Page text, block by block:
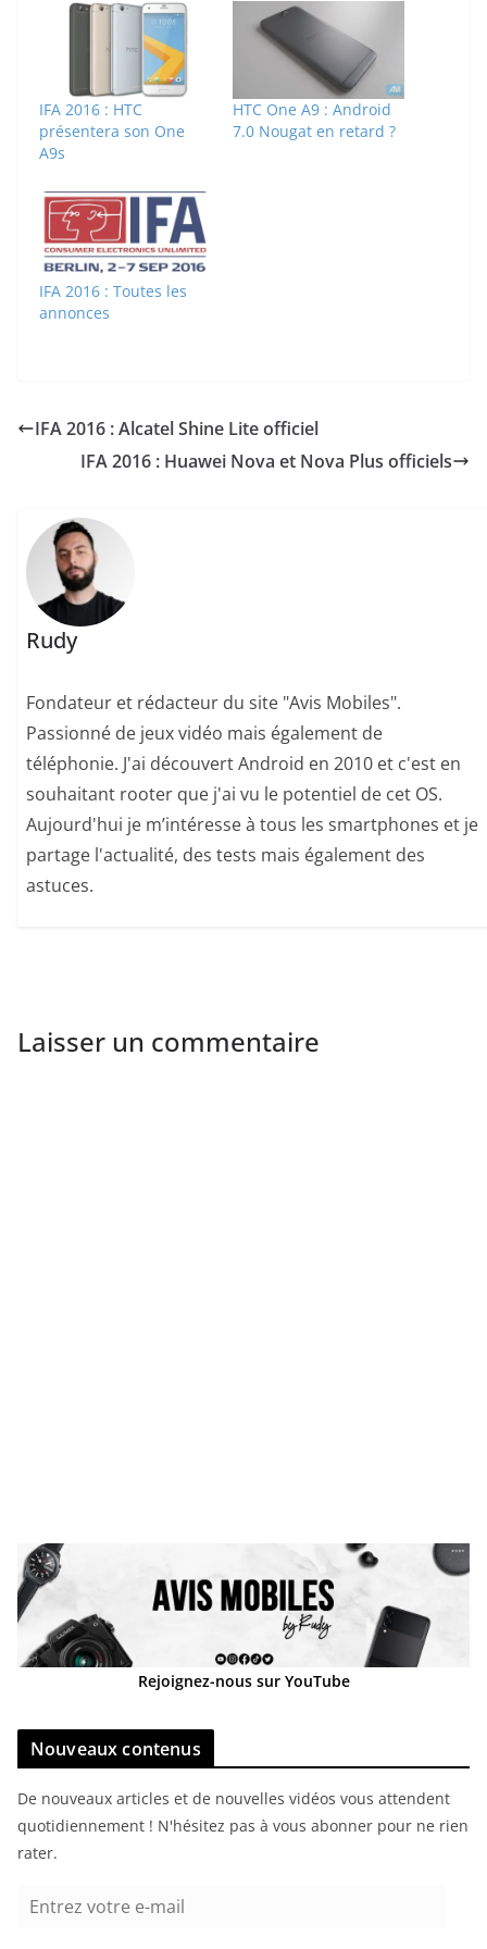
IFA 2016 : HTC
présentera son One
A9s
HTC One A9 : Android
7.0 Nougat en retard ?
IFA 2016 : Toutes les
annonces
IFA 2016 : Alcatel Shine Lite officiel
IFA 2016 : Huawei Nova et Nova Plus officiels
Rudy
Fondateur et rédacteur du site "Avis Mobiles".
Passionné de jeux vidéo mais également de
téléphonie. J'ai découvert Android en 2010 et c'est en
souhaitant rooter que j'ai vu le potentiel de cet OS.
Aujourd'hui je m’intéresse à tous les smartphones et je
partage l'actualité, des tests mais également des
astuces.
Laisser un commentaire
Rejoignez-nous sur YouTube
Nouveaux contenus
De nouveaux articles et de nouvelles vidéos vous attendent
quotidiennement ! N'hésitez pas à vous abonner pour ne rien
rater.